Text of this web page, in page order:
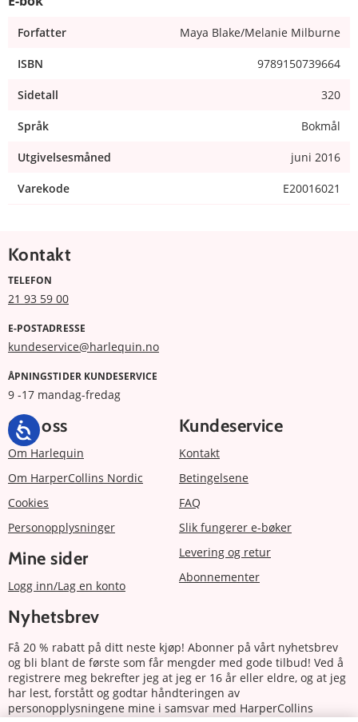
Forfatter Maya Blake/Melanie Milburne
ISBN 9789150739664
Sidetall 320
Språk Bokmål
Utgivelsesmåned juni 2016
Varekode E20016021
Kontakt
TELEFON
21 93 59 00
E-POSTADRESSE
kundeservice@harlequin.no
ÅPNINGSTIDER KUNDESERVICE
9 -17 mandag-fredag
Om oss
Om Harlequin
Om HarperCollins Nordic
Cookies
Personopplysninger
Mine sider
Logg inn/Lag en konto
Kundeservice
Kontakt
Betingelsene
FAQ
Slik fungerer e-bøker
Levering og retur
Abonnementer
Nyhetsbrev
Få 20 % rabatt på ditt neste kjøp! Abonner på vårt nyhetsbrev
og bli blant de første som får mengder med gode tilbud! Ved å
registrere meg bekrefter jeg at jeg er 16 år eller eldre, og at jeg
har lest, forstått og godtar håndteringen av
personopplysningene mine i samsvar med HarperCollins